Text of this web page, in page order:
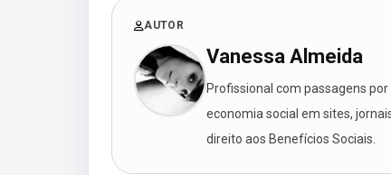
AUTOR
Vanessa Almeida
Profissional com passagens
economia social em sites,
direito aos Benefícios Sociais.